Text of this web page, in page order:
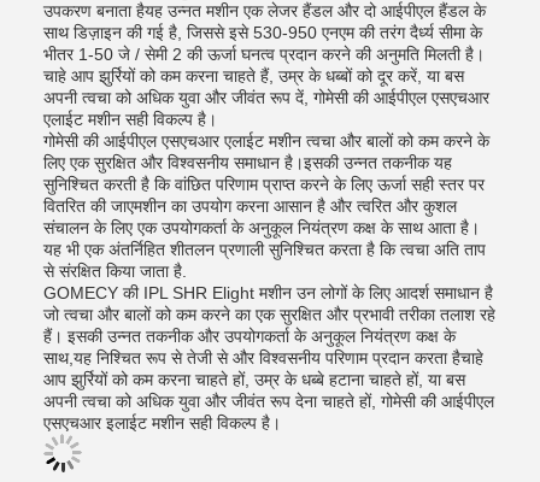
उपकरण बनाता हैयह उन्नत मशीन एक लेजर हैंडल और दो आईपीएल हैंडल के
साथ डिज़ाइन की गई है, जिससे इसे 530-950 एनएम की तरंग दैर्ध्य सीमा के
भीतर 1-50 जे / सेमी 2 की ऊर्जा घनत्व प्रदान करने की अनुमति मिलती है।
चाहे आप झुर्रियों को कम करना चाहते हैं, उम्र के धब्बों को दूर करें, या बस
अपनी त्वचा को अधिक युवा और जीवंत रूप दें, गोमेसी की आईपीएल एसएचआर
एलाईट मशीन सही विकल्प है।
गोमेसी की आईपीएल एसएचआर एलाईट मशीन त्वचा और बालों को कम करने के
लिए एक सुरक्षित और विश्वसनीय समाधान है।इसकी उन्नत तकनीक यह
सुनिश्चित करती है कि वांछित परिणाम प्राप्त करने के लिए ऊर्जा सही स्तर पर
वितरित की जाएमशीन का उपयोग करना आसान है और त्वरित और कुशल
संचालन के लिए एक उपयोगकर्ता के अनुकूल नियंत्रण कक्ष के साथ आता है।
यह भी एक अंतर्निहित शीतलन प्रणाली सुनिश्चित करता है कि त्वचा अति ताप
से संरक्षित किया जाता है.
GOMECY की IPL SHR Elight मशीन उन लोगों के लिए आदर्श समाधान है
जो त्वचा और बालों को कम करने का एक सुरक्षित और प्रभावी तरीका तलाश रहे
हैं। इसकी उन्नत तकनीक और उपयोगकर्ता के अनुकूल नियंत्रण कक्ष के
साथ,यह निश्चित रूप से तेजी से और विश्वसनीय परिणाम प्रदान करता हैचाहे
आप झुर्रियों को कम करना चाहते हों, उम्र के धब्बे हटाना चाहते हों, या बस
अपनी त्वचा को अधिक युवा और जीवंत रूप देना चाहते हों, गोमेसी की आईपीएल
एसएचआर इलाईट मशीन सही विकल्प है।